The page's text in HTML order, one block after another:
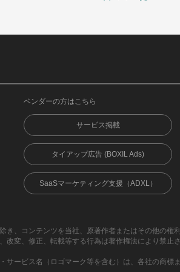
ベンダーの方はこちら
サービス掲載
タイアップ広告 (BOXIL Ads)
SaaSマーケティング支援（ADXL）
き、コンテンツを当社、原著作者またはその他の権
改変、修正、転載等する行為は著作権法により禁止
サービス名（ロゴマーク等を含む）は、各社の商標